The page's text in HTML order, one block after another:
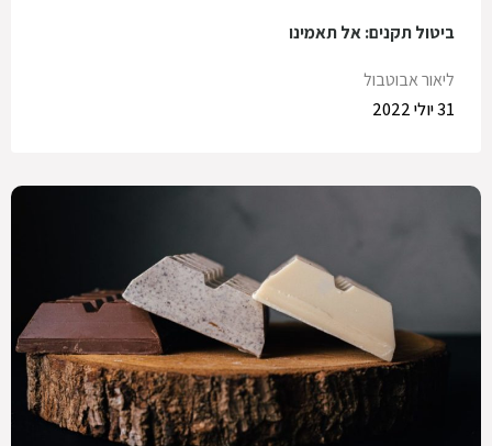
ביטול תקנים: אל תאמינו
ליאור אבוטבול
31 יולי 2022